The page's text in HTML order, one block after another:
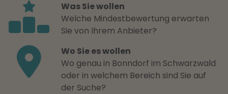
Was Sie wollen
Welche Mindestbewertung erwarten
Sie von Ihrem Anbieter?
Wo Sie es wollen
Wo genau in Bonndorf im Schwarzwald
oder in welchem Bereich sind Sie auf
der Suche?